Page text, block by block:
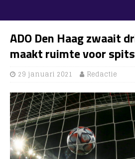
ADO Den Haag zwaait
maakt ruimte voor spits
29 januari 2021 Redactie